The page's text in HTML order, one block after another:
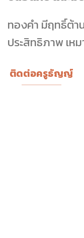
ทองคำ มีฤทธิ์ต้า
ประสิทธิภาพ เห
ติดต่อครูธัญญ์